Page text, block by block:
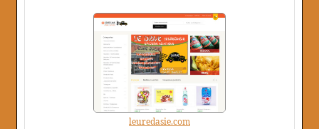
leuredasie.com